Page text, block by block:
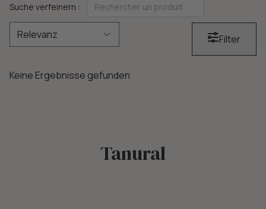
Suche verfeinern :
Filter
Keine Ergebnisse gefunden
Tanural